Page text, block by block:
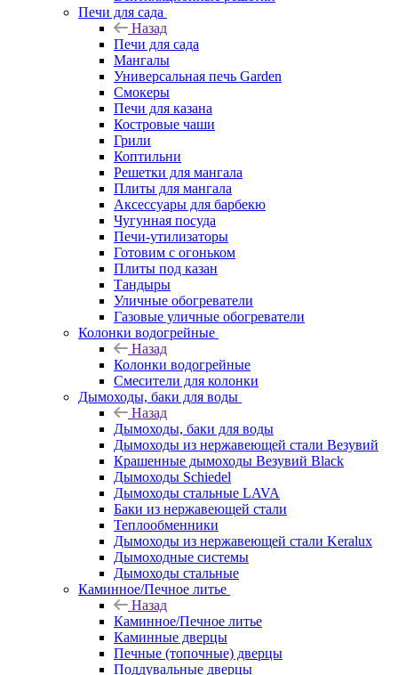
Печи для сада
Назад
Печи для сада
Мангалы
Универсальная печь Garden
Смокеры
Печи для казана
Костровые чаши
Грили
Коптильни
Решетки для мангала
Плиты для мангала
Аксессуары для барбекю
Чугунная посуда
Печи-утилизаторы
Готовим с огоньком
Плиты под казан
Тандыры
Уличные обогреватели
Газовые уличные обогреватели
Колонки водогрейные
Назад
Колонки водогрейные
Смесители для колонки
Дымоходы, баки для воды
Назад
Дымоходы, баки для воды
Дымоходы из нержавеющей стали Везувий
Крашенные дымоходы Везувий Black
Дымоходы Schiedel
Дымоходы стальные LAVA
Баки из нержавеющей стали
Теплообменники
Дымоходы из нержавеющей стали Keralux
Дымоходные системы
Дымоходы стальные
Каминное/Печное литье
Назад
Каминное/Печное литье
Каминные дверцы
Печные (топочные) дверцы
Поддувальные дверцы